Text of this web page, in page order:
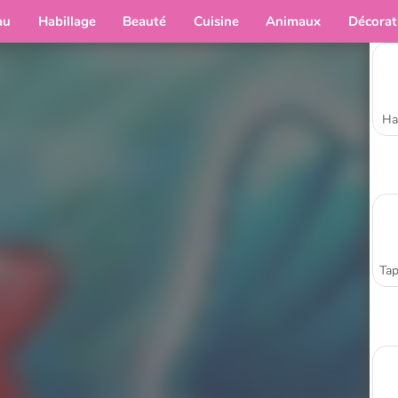
Habillage Beauté Cuisine Animaux